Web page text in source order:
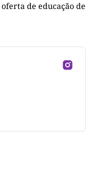
de educação de